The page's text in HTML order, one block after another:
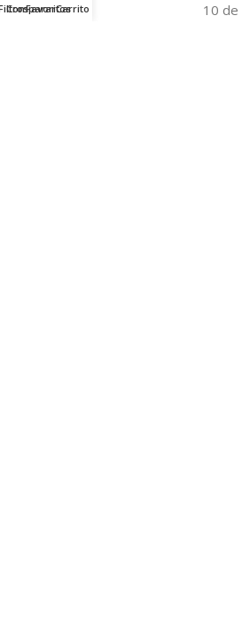
10 de
Comparar
FavoritosCarrito